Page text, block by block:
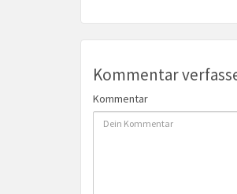
Kommentar
Kommentar